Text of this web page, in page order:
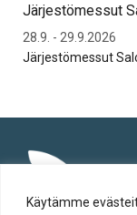
Käytämme
Järjestömessut
28.9. - 29.9.2026
Järjestömessut